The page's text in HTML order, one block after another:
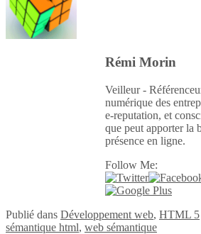
Rémi Morin
Veilleur -
numérique des
e-reputation, et
que peut apporter la
présence en ligne.
Follow Me:
Publié dans Développement web, HTML 5
sémantique html, web sémantique